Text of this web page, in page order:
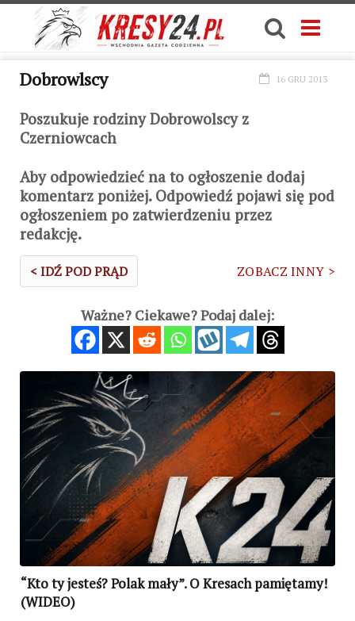
Dobrowlscy 16 GRU 2013
Poszukuje rodziny Dobrowolscy z
Czerniowcach
Aby odpowiedzieć na to ogłoszenie dodaj
komentarz poniżej. Odpowiedź pojawi się pod
ogłoszeniem po zatwierdzeniu przez
redakcję.
< IDŹ POD PRĄD ZOBACZ INNY >
Ważne? Ciekawe? Podaj dalej:
“Kto ty jesteś? Polak mały”. O Kresach pamiętamy!
(WIDEO)